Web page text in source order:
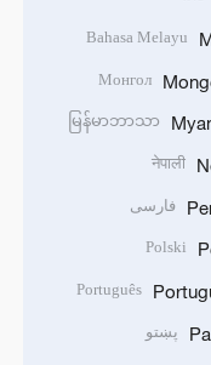
Bahasa Melayu
Монгол
မြန်မာဘာသာ
नेपाली
فارسی
Polski
Português
پښتو